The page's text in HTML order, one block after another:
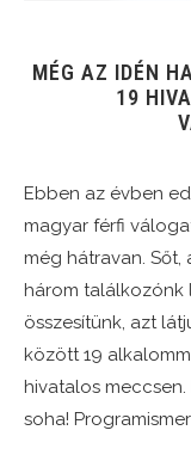
MÉG AZ IDÉN
19
Ebben az évben
magyar férfi
még hátravan. Sőt,
három találkozónk
összesítünk, azt
között 19
hivatalos
soha!